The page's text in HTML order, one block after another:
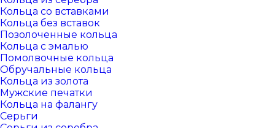
Кольца со вставками
Кольца без вставок
Позолоченные кольца
Кольца с эмалью
Помолвочные кольца
Обручальные кольца
Кольца из золота
Мужские печатки
Кольца на фалангу
Серьги